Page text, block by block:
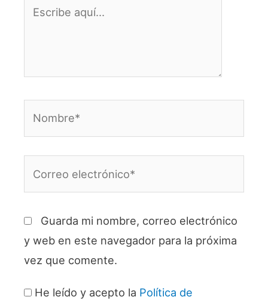
Guarda mi nombre, correo electrónico
y web en este navegador para la próxima
vez que comente.
He leído y acepto la Política de